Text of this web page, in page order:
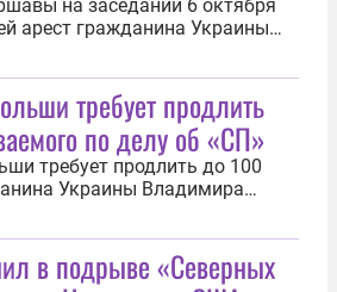
на заседании 6 октября
арест гражданина Украины
задержанного 30
польской столицы в рамках
дела о подрыве
поток — 1» и «Северный
частично...
требует продлить
по делу об «СП»
требует продлить до 100
Украины Владимира
Германией по делу о
«Северный поток — 1» и
2». Об этом 6 октября
TVP Info. Журавлев был
в подрыве «Северных